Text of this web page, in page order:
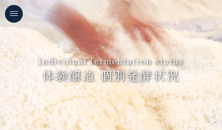
Individual fermentation status
体験醸造 個別発酵状況